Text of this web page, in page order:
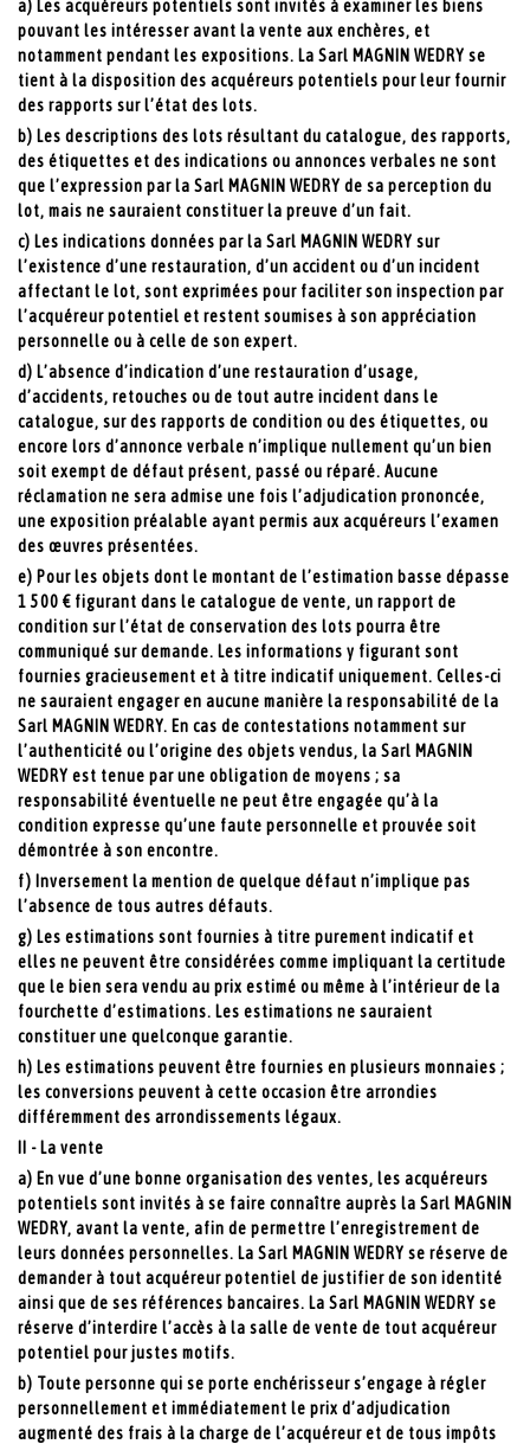
a) Les acquéreurs potentiels sont invités à examiner les biens
pouvant les intéresser avant la vente aux enchères, et
notamment pendant les expositions. La Sarl MAGNIN WEDRY se
tient à la disposition des acquéreurs potentiels pour leur fournir
des rapports sur l’état des lots.
b) Les descriptions des lots résultant du catalogue, des rapports,
des étiquettes et des indications ou annonces verbales ne sont
que l’expression par la Sarl MAGNIN WEDRY de sa perception du
lot, mais ne sauraient constituer la preuve d’un fait.
c) Les indications données par la Sarl MAGNIN WEDRY sur
l’existence d’une restauration, d’un accident ou d’un incident
affectant le lot, sont exprimées pour faciliter son inspection par
l’acquéreur potentiel et restent soumises à son appréciation
personnelle ou à celle de son expert.
d) L’absence d’indication d’une restauration d’usage,
d’accidents, retouches ou de tout autre incident dans le
catalogue, sur des rapports de condition ou des étiquettes, ou
encore lors d’annonce verbale n’implique nullement qu’un bien
soit exempt de défaut présent, passé ou réparé. Aucune
réclamation ne sera admise une fois l’adjudication prononcée,
une exposition préalable ayant permis aux acquéreurs l’examen
des œuvres présentées.
e) Pour les objets dont le montant de l’estimation basse dépasse
1 500 € figurant dans le catalogue de vente, un rapport de
condition sur l’état de conservation des lots pourra être
communiqué sur demande. Les informations y figurant sont
fournies gracieusement et à titre indicatif uniquement. Celles-ci
ne sauraient engager en aucune manière la responsabilité de la
Sarl MAGNIN WEDRY. En cas de contestations notamment sur
l’authenticité ou l’origine des objets vendus, la Sarl MAGNIN
WEDRY est tenue par une obligation de moyens ; sa
responsabilité éventuelle ne peut être engagée qu’à la
condition expresse qu’une faute personnelle et prouvée soit
démontrée à son encontre.
f) Inversement la mention de quelque défaut n’implique pas
l’absence de tous autres défauts.
g) Les estimations sont fournies à titre purement indicatif et
elles ne peuvent être considérées comme impliquant la certitude
que le bien sera vendu au prix estimé ou même à l’intérieur de la
fourchette d’estimations. Les estimations ne sauraient
constituer une quelconque garantie.
h) Les estimations peuvent être fournies en plusieurs monnaies ;
les conversions peuvent à cette occasion être arrondies
différemment des arrondissements légaux.
II - La vente
a) En vue d’une bonne organisation des ventes, les acquéreurs
potentiels sont invités à se faire connaître auprès la Sarl MAGNIN
WEDRY, avant la vente, afin de permettre l’enregistrement de
leurs données personnelles. La Sarl MAGNIN WEDRY se réserve de
demander à tout acquéreur potentiel de justifier de son identité
ainsi que de ses références bancaires. La Sarl MAGNIN WEDRY se
réserve d’interdire l’accès à la salle de vente de tout acquéreur
potentiel pour justes motifs.
b) Toute personne qui se porte enchérisseur s’engage à régler
personnellement et immédiatement le prix d’adjudication
augmenté des frais à la charge de l’acquéreur et de tous impôts